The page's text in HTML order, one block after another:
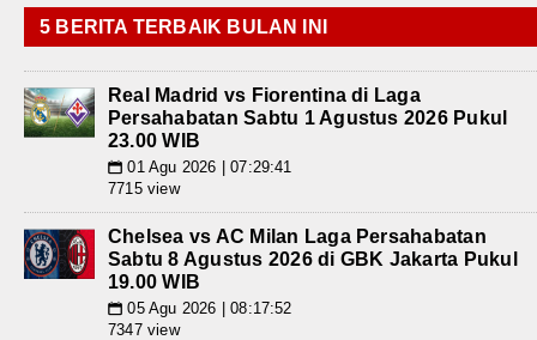
5 BERITA TERBAIK BULAN INI
Real Madrid vs Fiorentina di Laga
Persahabatan Sabtu 1 Agustus 2026 Pukul
23.00 WIB
📅 01 Agu 2026 | 07:29:41
7715 view
Chelsea vs AC Milan Laga Persahabatan
Sabtu 8 Agustus 2026 di GBK Jakarta Pukul
19.00 WIB
📅 05 Agu 2026 | 08:17:52
7347 view